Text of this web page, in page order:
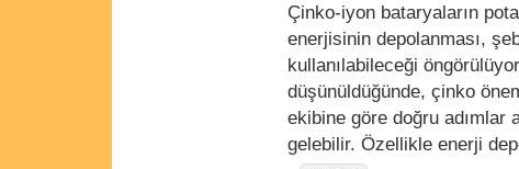
Çinko-iyon bataryaların
enerjisinin depolanması,
kullanılabileceği
düşünüldüğünde, çinko
ekibine göre doğru adımlar
gelebilir. Özellikle enerji